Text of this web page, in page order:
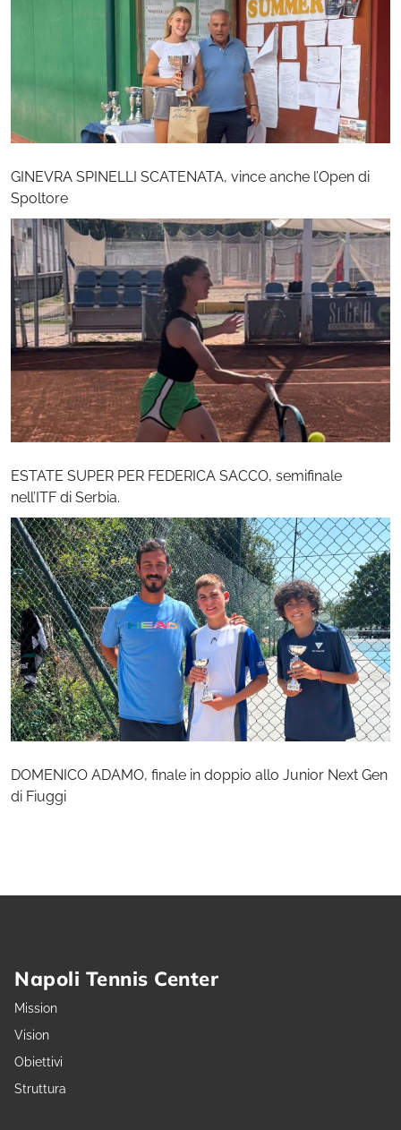
GINEVRA SPINELLI SCATENATA, vince anche l’Open di
Spoltore
ESTATE SUPER PER FEDERICA SACCO, semifinale
nell’ITF di Serbia.
DOMENICO ADAMO, finale in doppio allo Junior Next Gen
di Fiuggi
Napoli Tennis Center
Mission
Vision
Obiettivi
Struttura